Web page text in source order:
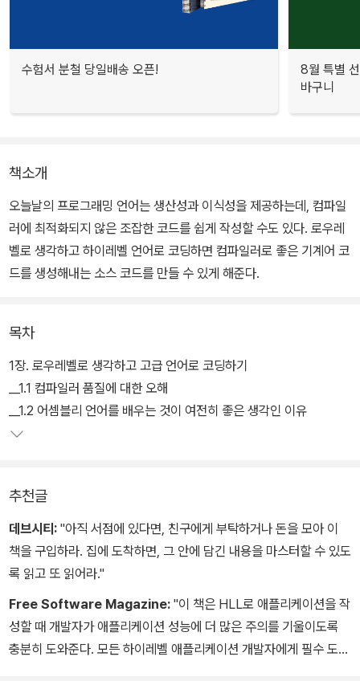
수험서 분철 당일배송 오픈!
8월 특별
바구니
책소개
오늘날의 프로그래밍 언어는 생산성과 이식성을 제공하는데, 컴파일
러에 최적화되지 않은 조잡한 코드를 쉽게 작성할 수도 있다. 로우레
벨로 생각하고 하이레벨 언어로 코딩하면 컴파일러로 좋은 기계어 코
드를 생성해내는 소스 코드를 만들 수 있게 해준다.
목차
1장. 로우레벨로 생각하고 고급 언어로 코딩하기
__1.1 컴파일러 품질에 대한 오해
__1.2 어셈블리 언어를 배우는 것이 여전히 좋은 생각인 이유
추천글
데브시티: "아직 서점에 있다면, 친구에게 부탁하거나 돈을 모아 이
책을 구입하라. 집에 도착하면, 그 안에 담긴 내용을 마스터할 수 있도
록 읽고 또 읽어라."
Free Software Magazine: "이 책은 HLL로 애플리케이션을 작
성할 때 개발자가 애플리케이션 성능에 더 많은 주의를 기울이도록
충분히 도와준다. 모든 하이레벨 애플리케이션 개발자에게 필수 도서